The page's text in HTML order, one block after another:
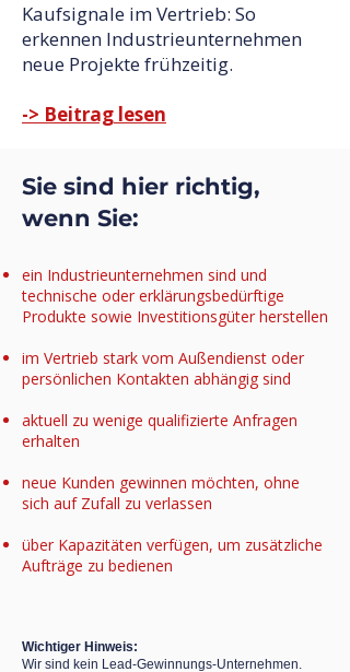
Kaufsignale im Vertrieb: So
erkennen Industrieunternehmen
neue Projekte frühzeitig.
-> Beitrag lesen
Sie sind hier richtig,
wenn Sie:
​​ein Industrieunternehmen sind und
technische oder erklärungsbedürftige
Produkte sowie Investitionsgüter herstellen
im Vertrieb stark vom Außendienst oder
persönlichen Kontakten abhängig sind
aktuell zu wenige qualifizierte Anfragen
erhalten
neue Kunden gewinnen möchten, ohne
sich auf Zufall zu verlassen
über Kapazitäten verfügen, um zusätzliche
Aufträge zu bedienen
Wichtiger Hinweis:
Wir sind kein Lead-Gewinnungs-Unternehmen.